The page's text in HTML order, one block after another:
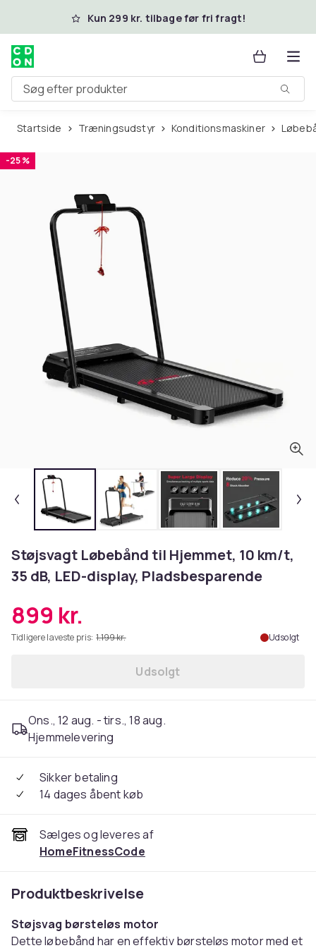
Spring til hovedindhold
Kun 299 kr. tilbage før fri fragt!
Søg efter produkter
Startside Træningsudstyr Konditionsmaskiner
-25 %
Støjsvagt Løbebånd til Hjemmet, 10 km/t,
35 dB, LED-display, Pladsbesparende
899 kr.
Tidligere laveste pris: 1.199 kr. Udsolgt
Udsolgt
Ons., 12 aug. - tirs., 18 aug.
Hjemmelevering
Sikker betaling
14 dages åbent køb
Sælges og leveres af
HomeFitnessCode
Produktbeskrivelse
Støjsvag børsteløs motor
Dette løbebånd har en effektiv børsteløs motor med et